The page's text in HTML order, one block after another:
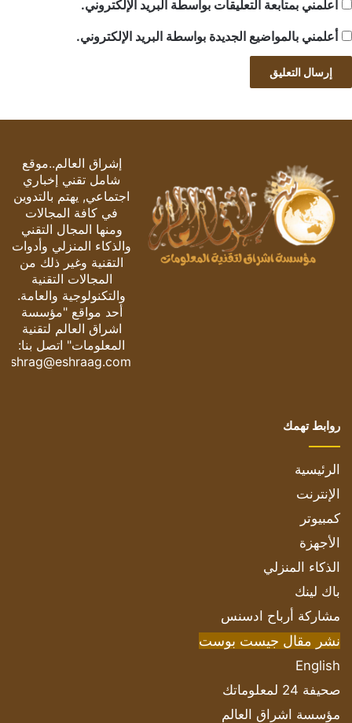
أعلمني بمتابعة التعليقات بواسطة البريد الإلكتروني.
أعلمني بالمواضيع الجديدة بواسطة البريد الإلكتروني.
إشراق العالم..موقع
شامل تقني إخباري
اجتماعي, يهتم بالتدوين
في كافة المجالات
ومنها المجال التقني
والذكاء المنزلي وأدوات
التقنية وغير ذلك من
المجالات التقنية
والتكنولوجية والعامة.
أحد مواقع "مؤسسة
اشراق العالم لتقنية
المعلومات" اتصل بنا:
eshrag@eshraag.com
روابط تهمك
الرئيسية
الإنترنت
كمبيوتر
الأجهزة
الذكاء المنزلي
باك لينك
مشاركة أرباح ادسنس
نشر مقال جيست بوست
English
صحيفة 24 لمعلوماتك
مؤسسة اشراق العالم